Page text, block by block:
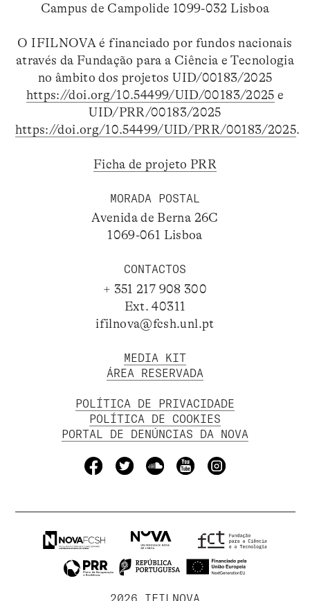
Campus de Campolide 1099-032 Lisboa
O IFILNOVA é financiado por fundos nacionais
através da Fundação para a Ciência e Tecnologia
no âmbito dos projetos UID/00183/2025
https://doi.org/10.54499/UID/00183/2025 e
UID/PRR/00183/2025
https://doi.org/10.54499/UID/PRR/00183/2025.
Ficha de projeto PRR
MORADA POSTAL
Avenida de Berna 26C
1069-061 Lisboa
CONTACTOS
+ 351 217 908 300
Ext. 40311
ifilnova@fcsh.unl.pt
MEDIA KIT
ÁREA RESERVADA
POLÍTICA DE PRIVACIDADE
POLÍTICA DE COOKIES
PORTAL DE DENÚNCIAS DA NOVA